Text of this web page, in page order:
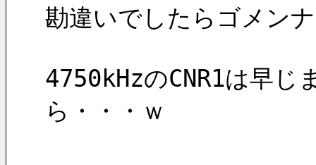
勘違いでしたらゴメン
4750kHzのCNR1は早
ら・・・ｗ